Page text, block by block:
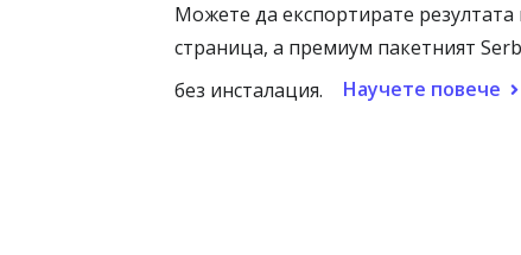
Можете да експортирате
страница, а премиум пакетният
без инсталация.
Научете повече